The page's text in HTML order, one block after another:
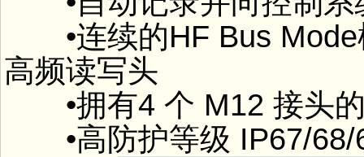
•连续的HF Bus Mode
高频读写头
•拥有4 个 M12 接头的
•高防护等级 IP67/68/